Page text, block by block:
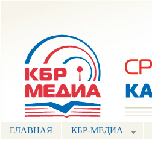
ГЛАВНАЯ КБР-МЕДИА